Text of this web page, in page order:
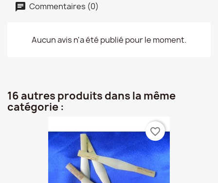
Commentaires (0)
Aucun avis n'a été publié pour le moment.
16 autres produits dans la même
catégorie :
favorite_border